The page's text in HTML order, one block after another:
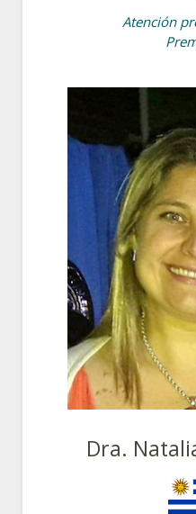
Atención
Dra.